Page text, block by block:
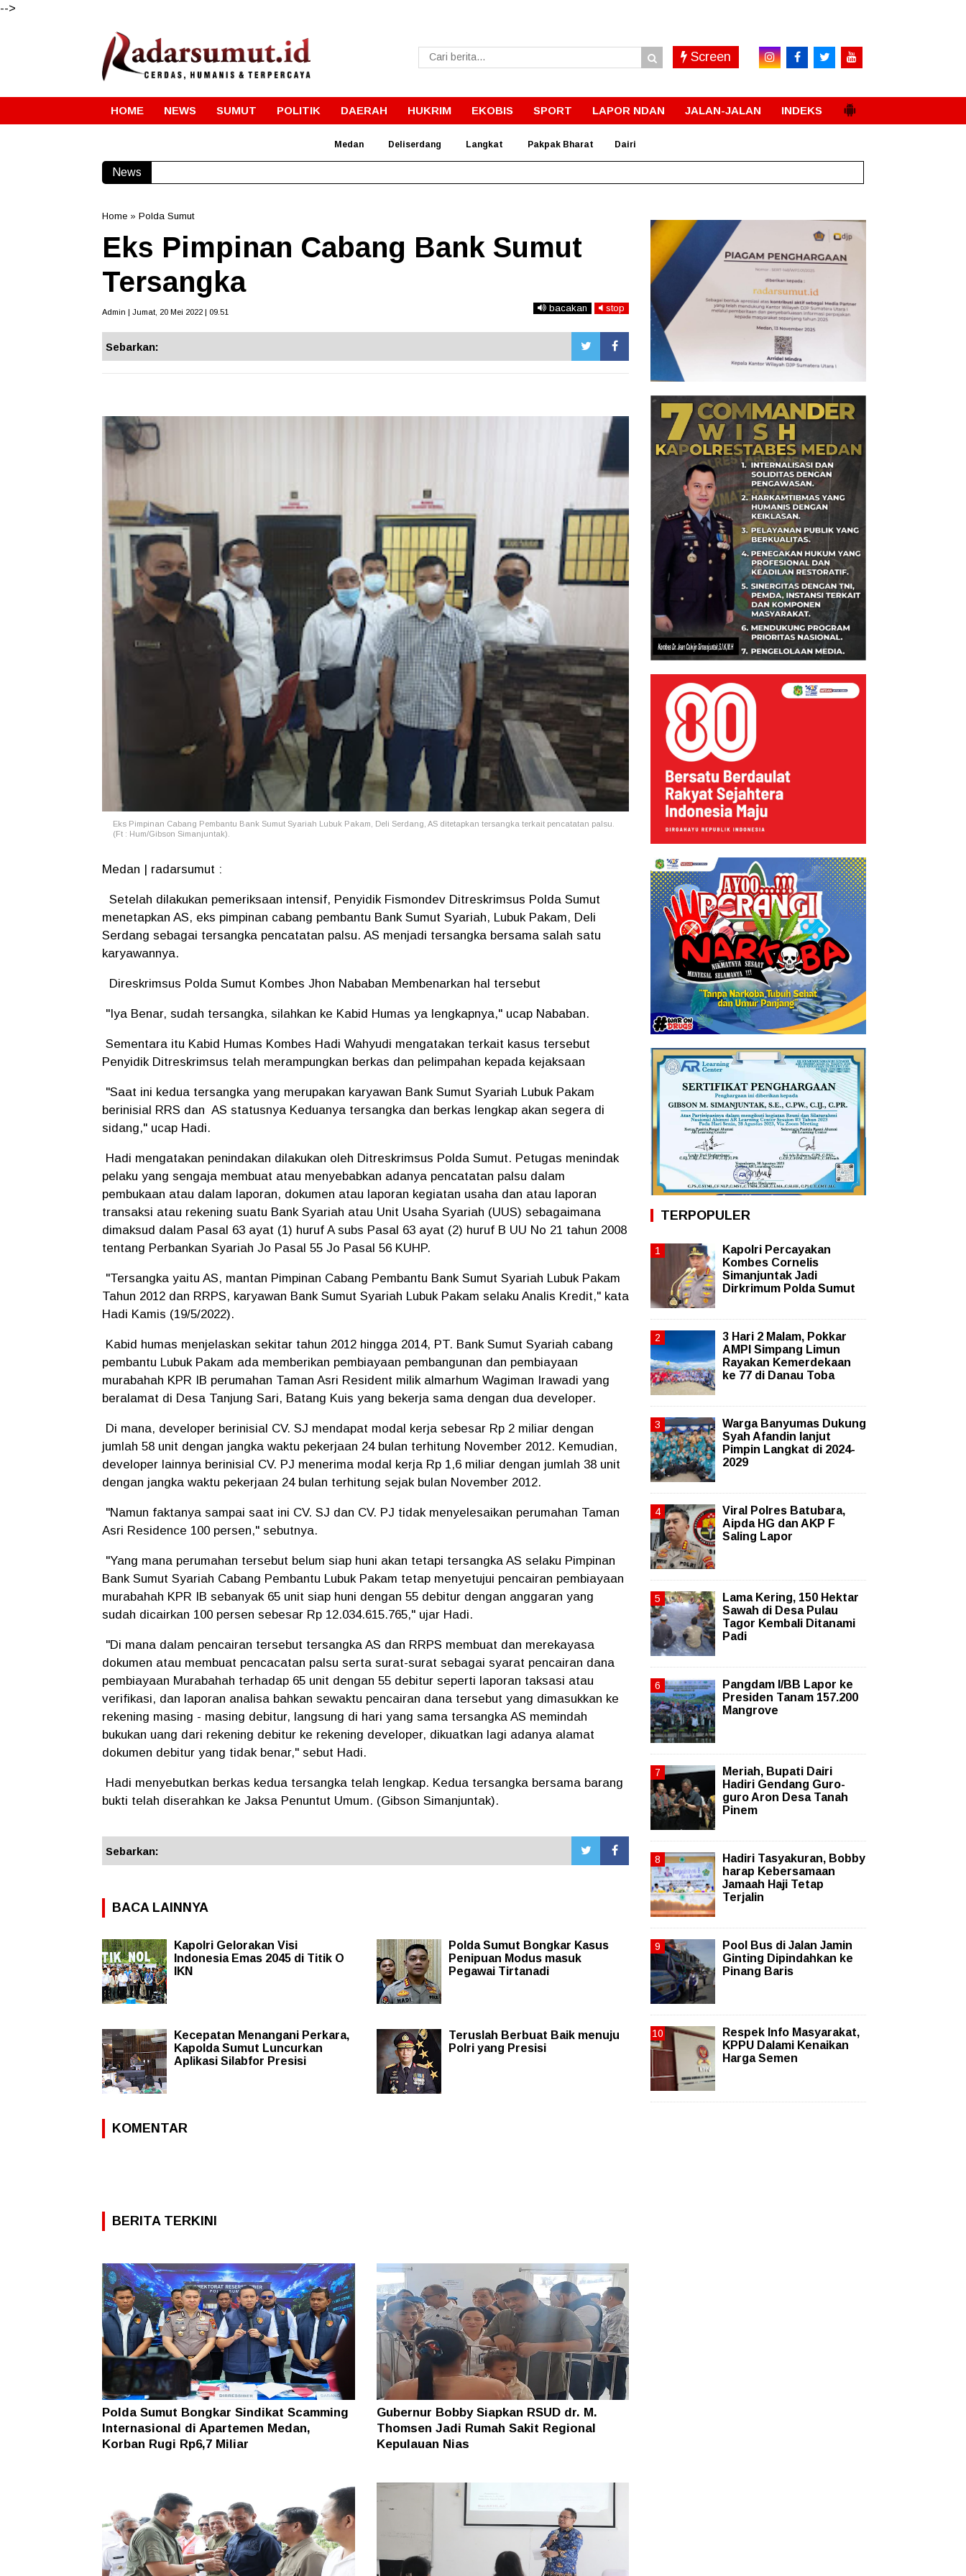
-->
Screen
HOME NEWS SUMUT POLITIK DAERAH HUKRIM EKOBIS SPORT LAPOR NDAN JALAN-JALAN INDEKS
Medan Deliserdang Langkat Pakpak Bharat Dairi
News
Home » Polda Sumut
Eks Pimpinan Cabang Bank Sumut
Tersangka
Admin | Jumat, 20 Mei 2022 | 09.51 bacakan stop
Sebarkan:
Eks Pimpinan Cabang Pembantu Bank Sumut Syariah Lubuk Pakam, Deli Serdang, AS ditetapkan tersangka terkait pencatatan palsu.
(Ft : Hum/Gibson Simanjuntak).
Medan | radarsumut :
Setelah dilakukan pemeriksaan intensif, Penyidik Fismondev Ditreskrimsus Polda Sumut
menetapkan AS, eks pimpinan cabang pembantu Bank Sumut Syariah, Lubuk Pakam, Deli
Serdang sebagai tersangka pencatatan palsu. AS menjadi tersangka bersama salah satu
karyawannya.
Direskrimsus Polda Sumut Kombes Jhon Nababan Membenarkan hal tersebut
"Iya Benar, sudah tersangka, silahkan ke Kabid Humas ya lengkapnya," ucap Nababan.
Sementara itu Kabid Humas Kombes Hadi Wahyudi mengatakan terkait kasus tersebut
Penyidik Ditreskrimsus telah merampungkan berkas dan pelimpahan kepada kejaksaan
"Saat ini kedua tersangka yang merupakan karyawan Bank Sumut Syariah Lubuk Pakam
berinisial RRS dan AS statusnya Keduanya tersangka dan berkas lengkap akan segera di
sidang," ucap Hadi.
Hadi mengatakan penindakan dilakukan oleh Ditreskrimsus Polda Sumut. Petugas menindak
pelaku yang sengaja membuat atau menyebabkan adanya pencatatan palsu dalam
pembukaan atau dalam laporan, dokumen atau laporan kegiatan usaha dan atau laporan
transaksi atau rekening suatu Bank Syariah atau Unit Usaha Syariah (UUS) sebagaimana
dimaksud dalam Pasal 63 ayat (1) huruf A subs Pasal 63 ayat (2) huruf B UU No 21 tahun 2008
tentang Perbankan Syariah Jo Pasal 55 Jo Pasal 56 KUHP.
"Tersangka yaitu AS, mantan Pimpinan Cabang Pembantu Bank Sumut Syariah Lubuk Pakam
Tahun 2012 dan RRPS, karyawan Bank Sumut Syariah Lubuk Pakam selaku Analis Kredit," kata
Hadi Kamis (19/5/2022).
Kabid humas menjelaskan sekitar tahun 2012 hingga 2014, PT. Bank Sumut Syariah cabang
pembantu Lubuk Pakam ada memberikan pembiayaan pembangunan dan pembiayaan
murabahah KPR IB perumahan Taman Asri Resident milik almarhum Wagiman Irawadi yang
beralamat di Desa Tanjung Sari, Batang Kuis yang bekerja sama dengan dua developer.
Di mana, developer berinisial CV. SJ mendapat modal kerja sebesar Rp 2 miliar dengan
jumlah 58 unit dengan jangka waktu pekerjaan 24 bulan terhitung November 2012. Kemudian,
developer lainnya berinisial CV. PJ menerima modal kerja Rp 1,6 miliar dengan jumlah 38 unit
dengan jangka waktu pekerjaan 24 bulan terhitung sejak bulan November 2012.
"Namun faktanya sampai saat ini CV. SJ dan CV. PJ tidak menyelesaikan perumahan Taman
Asri Residence 100 persen," sebutnya.
"Yang mana perumahan tersebut belum siap huni akan tetapi tersangka AS selaku Pimpinan
Bank Sumut Syariah Cabang Pembantu Lubuk Pakam tetap menyetujui pencairan pembiayaan
murabahah KPR IB sebanyak 65 unit siap huni dengan 55 debitur dengan anggaran yang
sudah dicairkan 100 persen sebesar Rp 12.034.615.765," ujar Hadi.
"Di mana dalam pencairan tersebut tersangka AS dan RRPS membuat dan merekayasa
dokumen atau membuat pencacatan palsu serta surat-surat sebagai syarat pencairan dana
pembiayaan Murabahah terhadap 65 unit dengan 55 debitur seperti laporan taksasi atau
verifikasi, dan laporan analisa bahkan sewaktu pencairan dana tersebut yang dimasukkan ke
rekening masing - masing debitur, langsung di hari yang sama tersangka AS memindah
bukukan uang dari rekening debitur ke rekening developer, dikuatkan lagi adanya alamat
dokumen debitur yang tidak benar," sebut Hadi.
Hadi menyebutkan berkas kedua tersangka telah lengkap. Kedua tersangka bersama barang
bukti telah diserahkan ke Jaksa Penuntut Umum. (Gibson Simanjuntak).
Sebarkan:
BACA LAINNYA
Kapolri Gelorakan Visi
Indonesia Emas 2045 di Titik O
IKN
Polda Sumut Bongkar Kasus
Penipuan Modus masuk
Pegawai Tirtanadi
Kecepatan Menangani Perkara,
Kapolda Sumut Luncurkan
Aplikasi Silabfor Presisi
Teruslah Berbuat Baik menuju
Polri yang Presisi
KOMENTAR
BERITA TERKINI
Polda Sumut Bongkar Sindikat Scamming
Internasional di Apartemen Medan,
Korban Rugi Rp6,7 Miliar
Gubernur Bobby Siapkan RSUD dr. M.
Thomsen Jadi Rumah Sakit Regional
Kepulauan Nias
TERPOPULER
Kapolri Percayakan
Kombes Cornelis
Simanjuntak Jadi
Dirkrimum Polda Sumut
3 Hari 2 Malam, Pokkar
AMPI Simpang Limun
Rayakan Kemerdekaan
ke 77 di Danau Toba
Warga Banyumas Dukung
Syah Afandin lanjut
Pimpin Langkat di 2024-
2029
Viral Polres Batubara,
Aipda HG dan AKP F
Saling Lapor
Lama Kering, 150 Hektar
Sawah di Desa Pulau
Tagor Kembali Ditanami
Padi
Pangdam I/BB Lapor ke
Presiden Tanam 157.200
Mangrove
Meriah, Bupati Dairi
Hadiri Gendang Guro-
guro Aron Desa Tanah
Pinem
Hadiri Tasyakuran, Bobby
harap Kebersamaan
Jamaah Haji Tetap
Terjalin
Pool Bus di Jalan Jamin
Ginting Dipindahkan ke
Pinang Baris
Respek Info Masyarakat,
KPPU Dalami Kenaikan
Harga Semen